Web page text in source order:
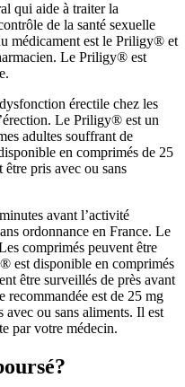
qui aide à traiter la
de la santé sexuelle
médicament est le Priligy® et
Le Priligy® est
érectile chez les
Le Priligy® est un
adultes souffrant de
en comprimés de 25
pris avec ou sans
avant l’activité
ordonnance en France. Le
comprimés peuvent être
est disponible en comprimés
être surveillés de près avant
recommandée est de 25 mg
ou sans aliments. Il est
par votre médecin.